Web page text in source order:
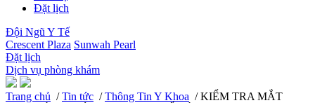
Đặt lịch
Đội Ngũ Y Tế
Crescent Plaza Sunwah Pearl
Đặt lịch
Dịch vụ phòng khám
Trang chủ /Tin tức /Thông Tin Y Khoa / KIỂM TRA MẮT